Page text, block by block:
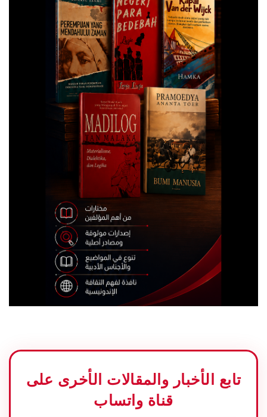
تابع الأخبار والمقالات الأخرى على
قناة واتساب